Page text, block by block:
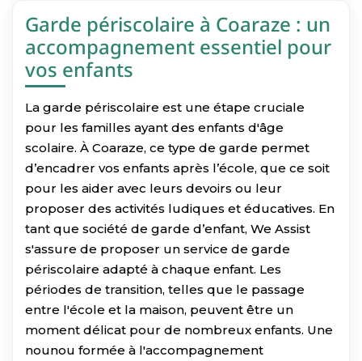
Garde périscolaire à Coaraze : un
accompagnement essentiel pour
vos enfants
La garde périscolaire est une étape cruciale
pour les familles ayant des enfants d'âge
scolaire. À Coaraze, ce type de garde permet
d’encadrer vos enfants après l’école, que ce soit
pour les aider avec leurs devoirs ou leur
proposer des activités ludiques et éducatives. En
tant que société de garde d’enfant, We Assist
s'assure de proposer un service de garde
périscolaire adapté à chaque enfant. Les
périodes de transition, telles que le passage
entre l'école et la maison, peuvent être un
moment délicat pour de nombreux enfants. Une
nounou formée à l'accompagnement